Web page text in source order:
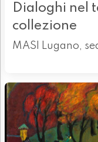
Dialoghi nel
collezione
MASI Lugano,